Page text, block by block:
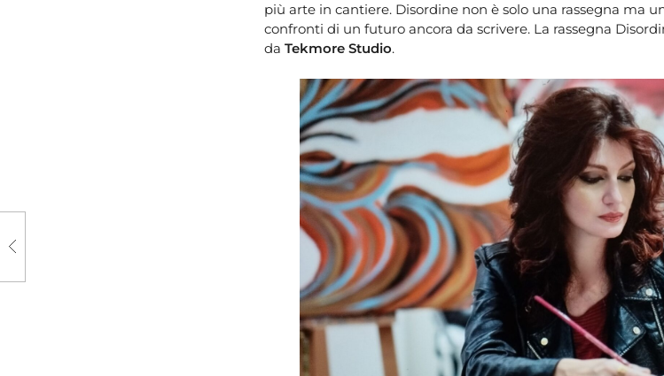
più arte in cantiere. Disordine non è solo una rassegna ma
confronti di un futuro ancora da scrivere. La rassegna
da Tekmore Studio.